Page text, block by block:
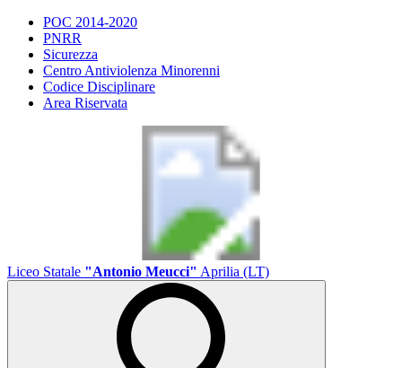
POC 2014-2020
PNRR
Sicurezza
Centro Antiviolenza Minorenni
Codice Disciplinare
Area Riservata
Liceo Statale "Antonio Meucci" Aprilia (LT)